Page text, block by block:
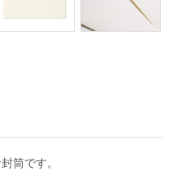
筒です。